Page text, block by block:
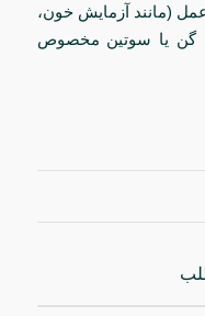
(مانند آزمایش خون،
گن یا سوتین مخصوص